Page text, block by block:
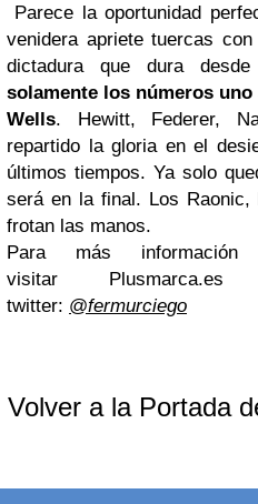
Parece la oportunidad
venidera apriete tuercas
dictadura que dura
solamente los números
Wells. Hewitt, Federer,
repartido la gloria en el
últimos tiempos. Ya solo
será en la final. Los
frotan las manos.
Para más
visitar Plusmarca.es
twitter: @fermurciego
Volver a la Portada